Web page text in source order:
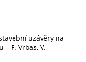
uzávěry na
F. Vrbas, V.